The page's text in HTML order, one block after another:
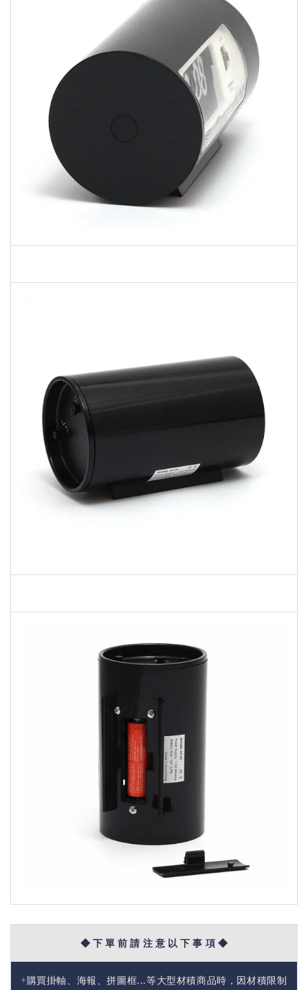
◆ 下 單 前 請 注 意 以 下 事 項 ◆
+購買掛軸、海報、拼圖框...等大型材積商品時，因材積限制